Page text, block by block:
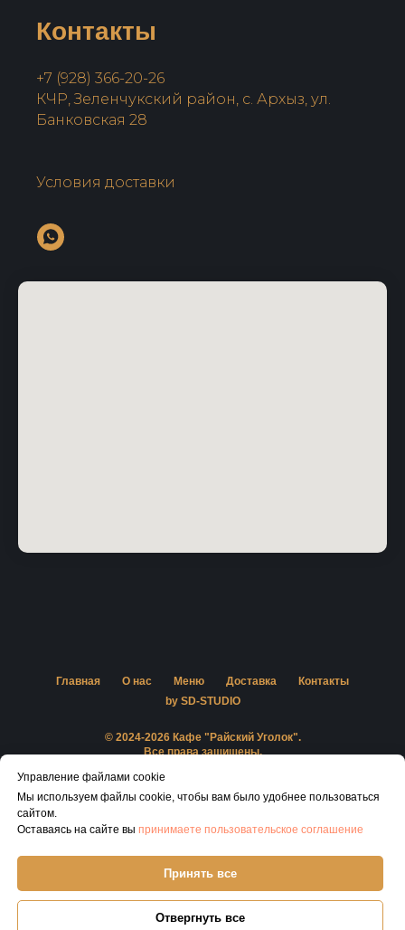
Контакты
+7 (928) 366-20-26
КЧР, Зеленчукский район, с. Архыз, ул.
Банковская 28
Условия доставки
Главная О нас Меню Доставка
Контакты
by SD-STUDIO
© 2024-2026 Кафе "Райский Уголок".
Все права защищены.
Правовая информация
ОГРНИП: 314010732100033
+7 (928) 366-20-26
Наверх
Управление файлами cookie
Мы используем файлы cookie, чтобы вам было удобнее пользоваться
сайтом.
Оставаясь на сайте вы принимаете пользовательское соглашение
Принять все
Отвергнуть все